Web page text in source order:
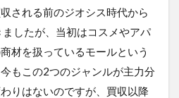
される前のジオシス時代から
したが、当初はコスメやアパ
材を扱っているモールという
もこの2つのジャンルが主力分
りはないのですが、買収以降